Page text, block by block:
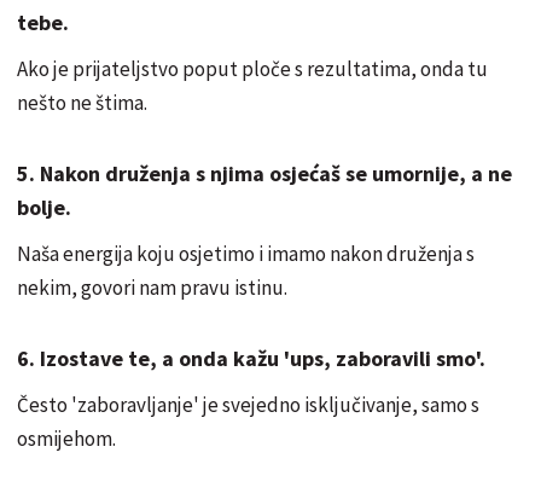
tebe.
Ako je prijateljstvo poput ploče s rezultatima, onda tu
nešto ne štima.
5. Nakon druženja s njima osjećaš se umornije, a ne
bolje.
Naša energija koju osjetimo i imamo nakon druženja s
nekim, govori nam pravu istinu.
6. Izostave te, a onda kažu 'ups, zaboravili smo'.
Često 'zaboravljanje' je svejedno isključivanje, samo s
osmijehom.